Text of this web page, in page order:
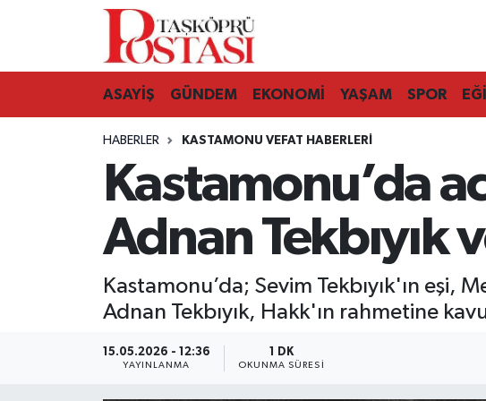
ASAYİŞ GÜNDEM EKONOMİ YAŞAM SPOR
HABERLER KASTAMONU VEFAT HABERLERI
Kastamonu’da
Adnan Tekbıyık
Kastamonu’da; Sevim Tekbıyık'ın eşi,
Adnan Tekbıyık, Hakk'ın rahmetine
15.05.2026 - 12:36
YAYINLANMA
1 DK
OKUNMA SÜRESI
Kastamonu Vefat Edenler
Araç Haberleri
Azdavay Haberleri
Bozkurt Haberleri